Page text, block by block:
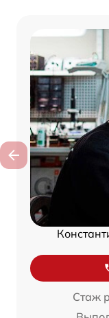
Стаж